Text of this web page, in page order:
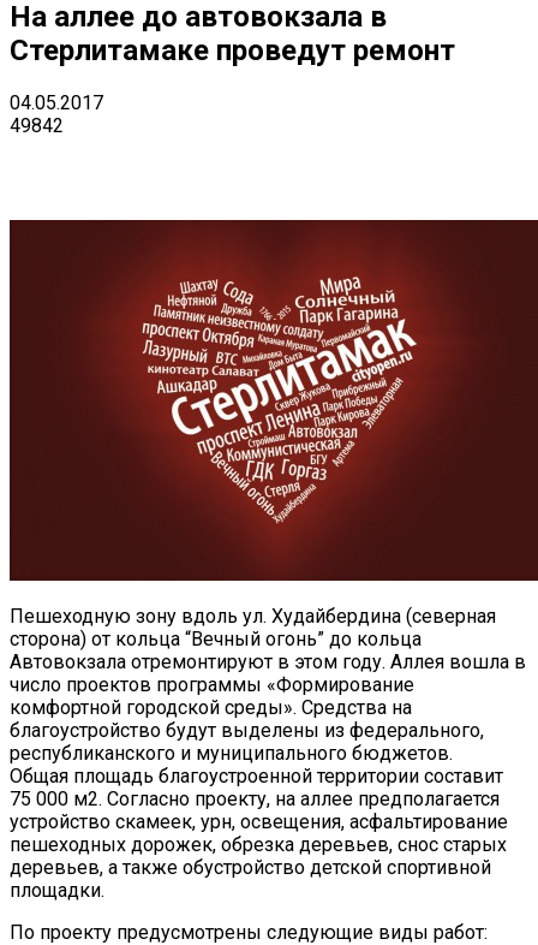
На аллее до автовокзала в
Стерлитамаке проведут ремонт
04.05.2017
49842
Пешеходную зону вдоль ул. Худайбердина (северная
сторона) от кольца “Вечный огонь” до кольца
Автовокзала отремонтируют в этом году. Аллея вошла в
число проектов программы «Формирование
комфортной городской среды». Средства на
благоустройство будут выделены из федерального,
республиканского и муниципального бюджетов.
Общая площадь благоустроенной территории составит
75 000 м2. Согласно проекту, на аллее предполагается
устройство скамеек, урн, освещения, асфальтирование
пешеходных дорожек, обрезка деревьев, снос старых
деревьев, а также обустройство детской спортивной
площадки.
По проекту предусмотрены следующие виды работ: